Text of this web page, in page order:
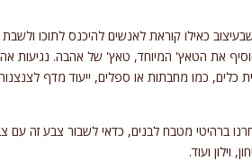
כאילו קוראת לאנשים להיכנס לתוכו
את הטאץ' המיוחד, טאץ' של אהבה. נגיעות
כמו מחבתות או ספלים, ייעוד מדף לצנצנות
ברהיטי מטבח לבנים, כדאי לשבור צבע זה עם
ועוד.